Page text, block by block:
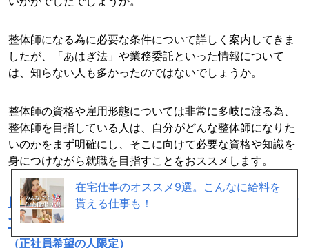
整体師になる為に必要な条件について詳しく案内してきま
したが、「あはぎ法」や業務委託といった情報について
は、知らない人も多かったのではないでしょうか。
整体師の資格や雇用形態については非常に多岐に渡る為、
整体師を目指している人は、自分がどんな整体師になりた
いのかをまず明確にし、そこに向けて必要な資格や知識を
身につけながら就職を目指すことをおススメします。
自分には「どんな仕事」が向いているか、診断
するにはこちら →
（正社員希望の人限定）
在宅仕事のオススメ9選。こんなに給料を
貰える仕事も！